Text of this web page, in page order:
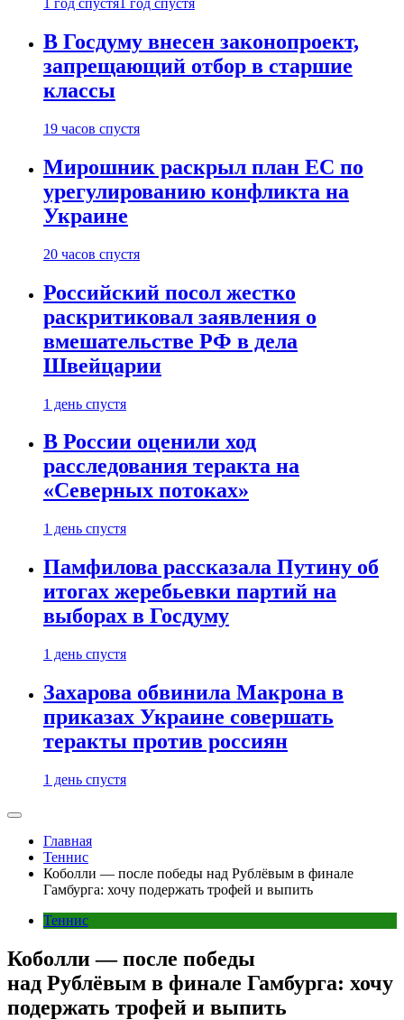
1 год спустя 1 год спустя
В Госдуму внесен законопроект,
запрещающий отбор в старшие
классы
19 часов спустя
Мирошник раскрыл план ЕС по
урегулированию конфликта на
Украине
20 часов спустя
Российский посол жестко
раскритиковал заявления о
вмешательстве РФ в дела
Швейцарии
1 день спустя
В России оценили ход
расследования теракта на
«Северных потоках»
1 день спустя
Памфилова рассказала Путину об
итогах жеребьевки партий на
выборах в Госдуму
1 день спустя
Захарова обвинила Макрона в
приказах Украине совершать
теракты против россиян
1 день спустя
Главная
Теннис
Коболли — после победы над Рублёвым в финале
Гамбурга: хочу подержать трофей и выпить
Теннис
Коболли — после победы
над Рублёвым в финале Гамбурга: хочу
подержать трофей и выпить